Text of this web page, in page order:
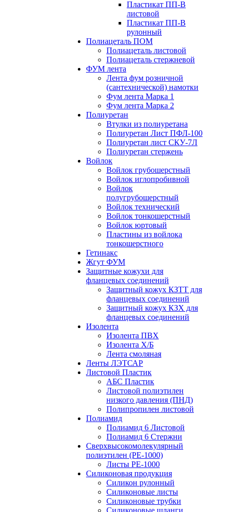
Пластикат ПП-В
листовой
Пластикат ПП-В
рулонный
Полиацеталь ПОМ
Полиацеталь листовой
Полиацеталь стержневой
ФУМ лента
Лента фум розничной
(сантехнической) намотки
Фум лента Марка 1
Фум лента Марка 2
Полиуретан
Втулки из полиуретана
Полиуретан Лист ПФЛ-100
Полиуретан лист СКУ-7Л
Полиуретан стержень
Войлок
Войлок грубошерстный
Войлок иглопробивной
Войлок
полугрубошерстный
Войлок технический
Войлок тонкошерстный
Войлок юртовый
Пластины из войлока
тонкошерстного
Гетинакс
Жгут ФУМ
Защитные кожухи для
фланцевых соединений
Защитный кожух КЗТТ для
фланцевых соединений
Защитный кожух КЗХ для
фланцевых соединений
Изолента
Изолента ПВХ
Изолента Х/Б
Лента смоляная
Ленты ЛЭТСАР
Листовой Пластик
АБС Пластик
Листовой полиэтилен
низкого давления (ПНД)
Полипропилен листовой
Полиамид
Полиамид 6 Листовой
Полиамид 6 Стержни
Сверхвысокомолекулярный
полиэтилен (PE-1000)
Листы РЕ-1000
Силиконовая продукция
Силикон рулонный
Силиконовые листы
Силиконовые трубки